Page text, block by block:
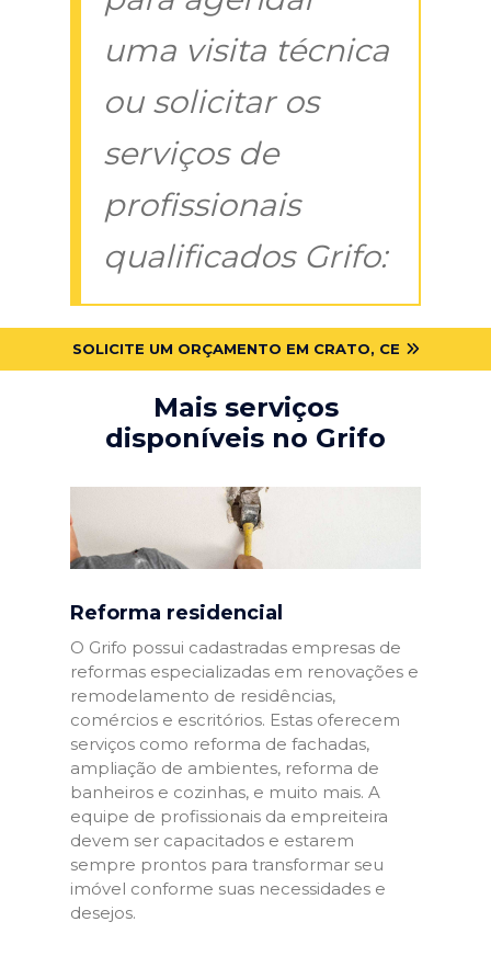
uma visita técnica
ou solicitar os
serviços de
profissionais
qualificados Grifo:
SOLICITE UM ORÇAMENTO EM CRATO, CE
Mais serviços
disponíveis no Grifo
Reforma residencial
O Grifo possui cadastradas empresas de
reformas especializadas em renovações e
remodelamento de residências,
comércios e escritórios. Estas oferecem
serviços como reforma de fachadas,
ampliação de ambientes, reforma de
banheiros e cozinhas, e muito mais. A
equipe de profissionais da empreiteira
devem ser capacitados e estarem
sempre prontos para transformar seu
imóvel conforme suas necessidades e
desejos.